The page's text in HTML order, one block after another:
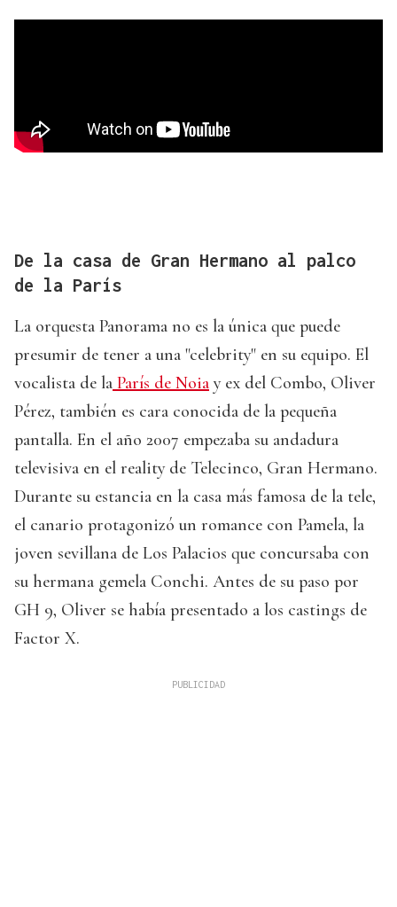
De la casa de Gran Hermano al palco
de la París
La orquesta Panorama no es la única que puede
presumir de tener a una "celebrity" en su equipo. El
vocalista de la París de Noia y ex del Combo, Oliver
Pérez, también es cara conocida de la pequeña
pantalla. En el año 2007 empezaba su andadura
televisiva en el reality de Telecinco, Gran Hermano.
Durante su estancia en la casa más famosa de la tele,
el canario protagonizó un romance con Pamela, la
joven sevillana de Los Palacios que concursaba con
su hermana gemela Conchi. Antes de su paso por
GH 9, Oliver se había presentado a los castings de
Factor X.